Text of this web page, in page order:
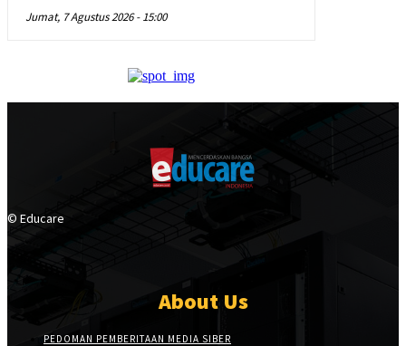
Jumat, 7 Agustus 2026 - 15:00
© Educare
About Us
PEDOMAN PEMBERITAAN MEDIA SIBER